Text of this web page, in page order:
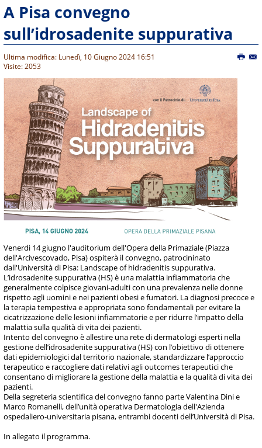
A Pisa convegno
sull’idrosadenite suppurativa
Ultima modifica: Lunedì, 10 Giugno 2024 16:51
Visite: 2053
Venerdì 14 giugno l'auditorium dell'Opera della Primaziale (Piazza
dell'Arcivescovado, Pisa) ospiterà il convegno, patrocininato
dall'Università di Pisa: Landscape of hidradenitis suppurativa.
L’idrosadenite suppurativa (HS) è una malattia infiammatoria che
generalmente colpisce giovani-adulti con una prevalenza nelle donne
rispetto agli uomini e nei pazienti obesi e fumatori. La diagnosi precoce e
la terapia tempestiva e appropriata sono fondamentali per evitare la
cicatrizzazione delle lesioni infiammatorie e per ridurre l’impatto della
malattia sulla qualità di vita dei pazienti.
Intento del convegno è allestire una rete di dermatologi esperti nella
gestione dell’idrosadenite suppurativa (HS) con l’obiettivo di ottenere
dati epidemiologici dal territorio nazionale, standardizzare l’approccio
terapeutico e raccogliere dati relativi agli outcomes terapeutici che
consentano di migliorare la gestione della malattia e la qualità di vita dei
pazienti.
Della segreteria scientifica del convegno fanno parte Valentina Dini e
Marco Romanelli, dell’unità operativa Dermatologia dell'Azienda
ospedaliero-universitaria pisana, entrambi docenti dell’Università di Pisa.
In allegato il programma.